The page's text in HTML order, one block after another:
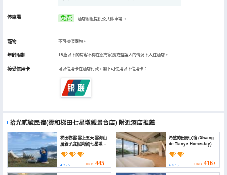
停車場 免费 酒店附近提供公共停車場 。
寵物 不可攜帶寵物。
年齡限制 18歲以下的房客不得在沒有家長或監護人的情況下入住酒店。
接受信用卡 可以信用卡在酒店付款，閣下可使用以下信用卡：
拾光貳號民宿(雲和梯田七星墩觀景台店) 附近酒店推薦
梯田牧雲·雲上五天·雲海山
居親子度假美宿(七星墩觀
Tian Guesthouse)
4.7 / 5 HKD 445+
希望的田野民宿 (Xiwang
de Tianye Homestay)
4.8/ 5 HKD 416+